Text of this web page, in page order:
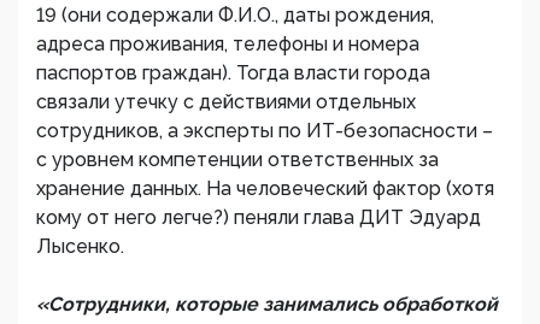
19 (они содержали Ф.И.О., даты рождения,
адреса проживания, телефоны и номера
паспортов граждан). Тогда власти города
связали утечку с действиями отдельных
сотрудников, а эксперты по ИТ-безопасности –
с уровнем компетенции ответственных за
хранение данных. На человеческий фактор (хотя
кому от него легче?) пеняли глава ДИТ Эдуард
Лысенко.
«Сотрудники, которые занимались обработкой